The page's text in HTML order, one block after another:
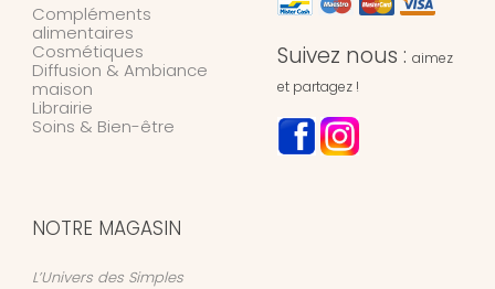
Compléments
alimentaires
Cosmétiques
Diffusion & Ambiance
maison
Librairie
Soins & Bien-être
Suivez nous : aimez
et partagez !
NOTRE MAGASIN
L’Univers des Simples